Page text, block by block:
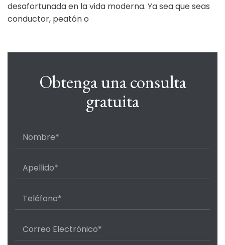
desafortunada en la vida moderna. Ya sea que seas
conductor, peatón o
Obtenga una consulta
gratuita